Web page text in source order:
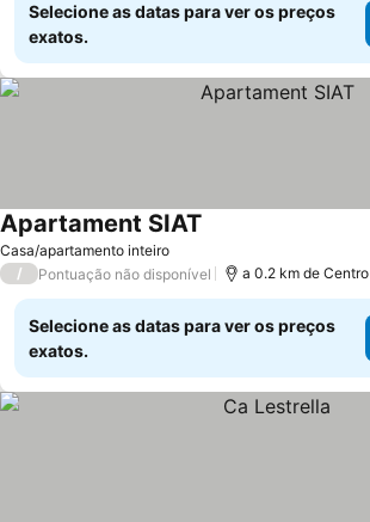
Selecione as datas para ver os preços
exatos.
Casa/apartamento inteiro
Apartament SIAT
/ Pontuação não disponível a 0.2 km de
Selecione as datas para ver os preços
exatos.